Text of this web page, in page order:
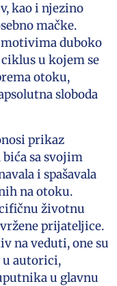
kao i njezino
mačke.
duboko
u kojem se
otoku,
sloboda
prikaz
sa svojim
i spašavala
na otoku.
životnu
prijateljice.
na veduti, one su
u autorici,
u glavnu